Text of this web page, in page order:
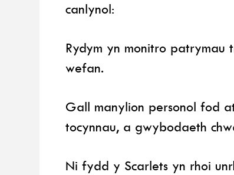
canlynol:
Rydym yn monitro
wefan.
Gall manylion personol fod
tocynnau, a gwybodaeth
Ni fydd y Scarlets yn rhoi